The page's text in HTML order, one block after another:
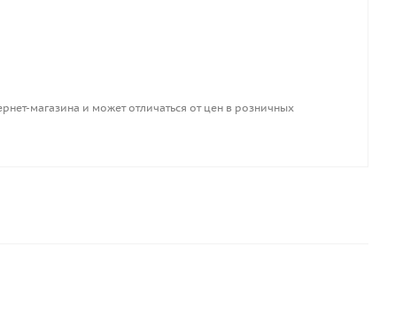
магазина и может отличаться от цен в розничных